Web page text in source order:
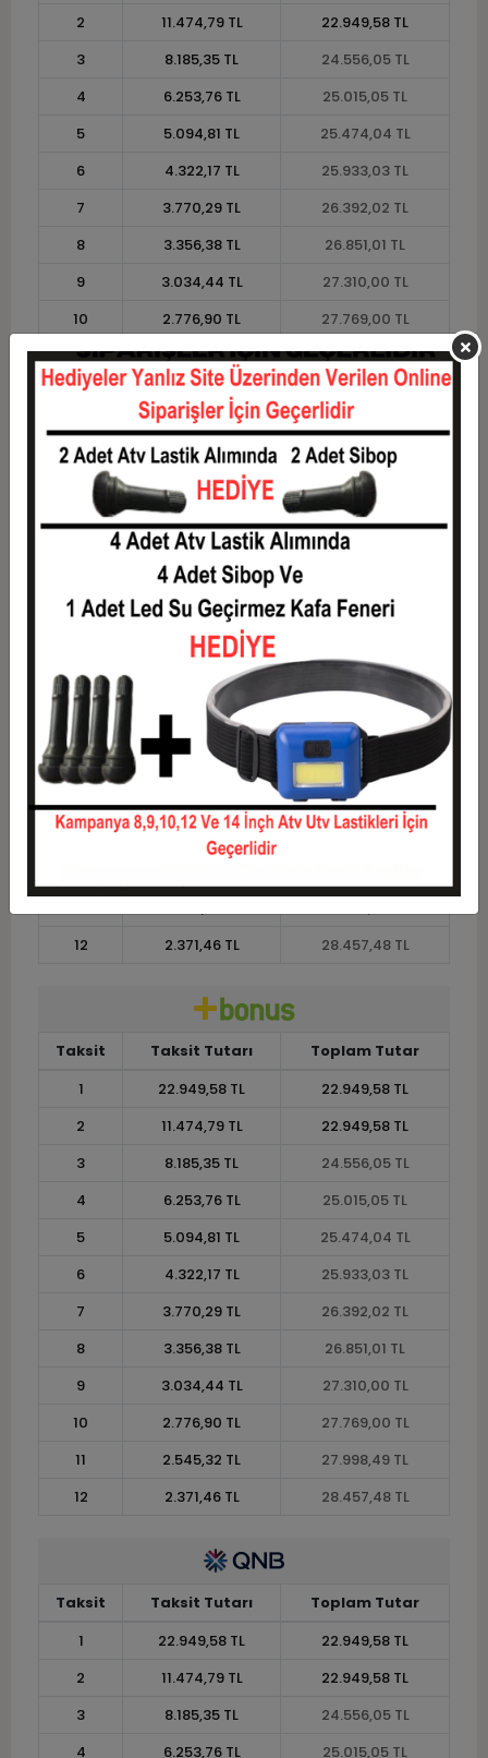
2
11.474,79 TL
22.949,58 TL
3
8.185,35 TL
24.556,05 TL
4
6.253,76 TL
25.015,05 TL
5
5.094,81 TL
25.474,04 TL
6
4.322,17 TL
25.933,03 TL
7
3.770,29 TL
26.392,02 TL
8
3.356,38 TL
26.851,01 TL
9
3.034,44 TL
27.310,00 TL
10
2.776,90 TL
27.769,00 TL
11
2.545,32 TL
27.998,49 TL
12
2.371,46 TL 28.457,48 TL
Taksit Taksit Tutarı
Toplam Tutar
1
22.949,58 TL
22.949,58 TL
11.474,79 TL
3
8.185,35 TL
24.556,05 TL
6.253,76 TL
5
5.094,81 TL
6
4.322,17 TL
25.933,03 TL
7
3.770,29 TL
26.392,02 TL
26.851,01 TL
9
3.034,44 TL
27.310,00 TL
12
2.371,46 TL 28.457,48 TL
Taksit Taksit Tutarı
Toplam Tutar
1
22.949,58 TL
22.949,58 TL
2
11.474,79 TL
22.949,58 TL
3
8.185,35 TL
24.556,05 TL
4
6.253,76 TL
25.015,05 TL
5
5.094,81 TL
25.474,04 TL
6
4.322,17 TL
25.933,03 TL
7
3.770,29 TL
26.392,02 TL
8
3.356,38 TL
26.851,01 TL
9
3.034,44 TL
27.310,00 TL
10
2.776,90 TL
27.769,00 TL
11
2.545,32 TL
27.998,49 TL
12
2.371,46 TL 28.457,48 TL
Taksit Taksit Tutarı
Toplam Tutar
1
22.949,58 TL
22.949,58 TL
2
11.474,79 TL
22.949,58 TL
3
8.185,35 TL
24.556,05 TL
4
6.253,76 TL 25.015,05 TL